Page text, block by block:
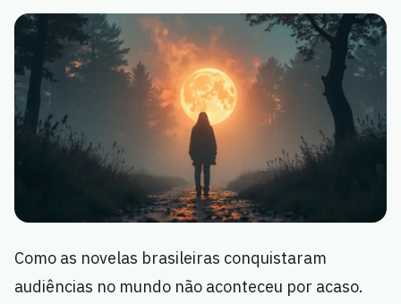
Como as novelas brasileiras conquistaram
audiências no mundo não aconteceu por acaso.